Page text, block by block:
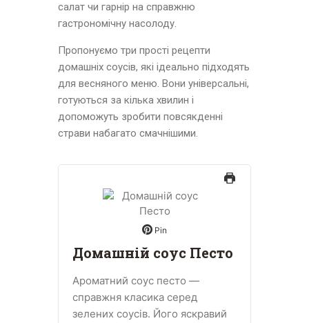
салат чи гарнір на справжню
гастрономічну насолоду.
Пропонуємо три прості рецепти
домашніх соусів, які ідеально підходять
для весняного меню. Вони універсальні,
готуються за кілька хвилин і
допоможуть зробити повсякденні
страви набагато смачнішими.
Pin
Домашній соус Песто
Ароматний соус песто —
справжня класика серед
зелених соусів. Його яскравий